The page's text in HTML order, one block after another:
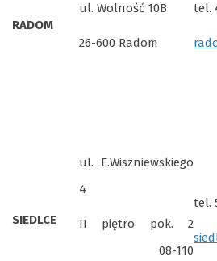
RADOM
ul. Wolność 10B
26-600 Radom
tel.
SIEDLCE
ul. E.Wiszniewskiego
4
II piętro pok. 2
08-110
tel.